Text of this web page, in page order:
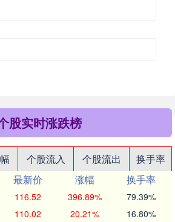
股实时涨跌榜
个股流入 个股流出
换手率
最新价 涨幅
换手率
116.52 396.89% 79.39%
110.02 20.21% 16.80%